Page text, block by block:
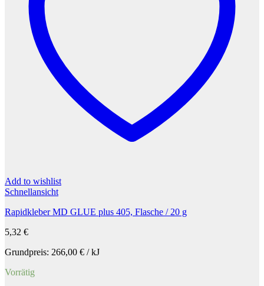
Add to wishlist
Schnellansicht
Rapidkleber MD GLUE plus 405, Flasche / 20 g
5,32 €
Grundpreis: 266,00 € /kJ
Vorrätig